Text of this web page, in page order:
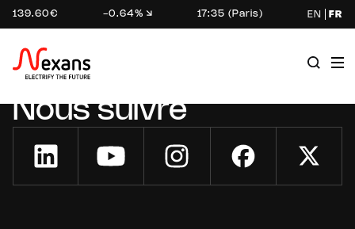
139.60€ -0.64% 17:35 (Paris) EN FR
Nous suivre